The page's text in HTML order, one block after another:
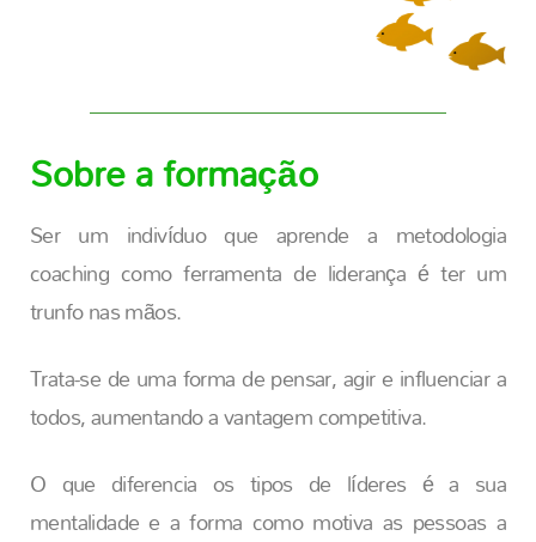
Sobre a formação
Ser um indivíduo que aprende a metodologia
coaching como ferramenta de liderança é ter um
trunfo nas mãos.
Trata-se de uma forma de pensar, agir e influenciar a
todos, aumentando a vantagem competitiva.
O que diferencia os tipos de líderes é a sua
mentalidade e a forma como motiva as pessoas a